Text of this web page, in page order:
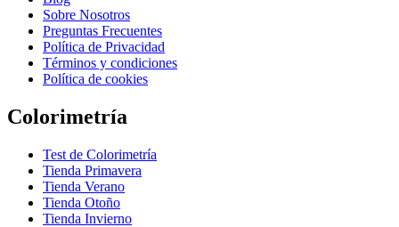
Sobre Nosotros
Preguntas Frecuentes
Política de Privacidad
Términos y condiciones
Política de cookies
Colorimetría
Test de Colorimetría
Tienda Primavera
Tienda Verano
Tienda Otoño
Tienda Invierno